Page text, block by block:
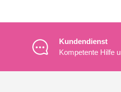
Kundendienst
Kompetente Hilfe